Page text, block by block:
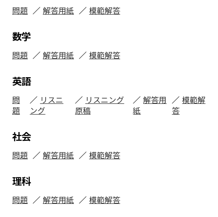
問題 解答用紙 模範解答
数学
問題 解答用紙 模範解答
英語
問
題
リスニ
ング
リスニング
原稿
解答用
紙
模範解
答
社会
問題 解答用紙 模範解答
理科
問題 解答用紙 模範解答